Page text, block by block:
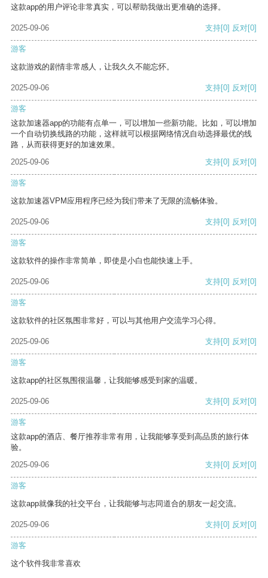
这款app的用户评论非常真实，可以帮助我做出更准确的选择。
2025-09-06 支持[0] 反对[0]
游客
这款游戏的剧情非常感人，让我久久不能忘怀。
2025-09-06 支持[0] 反对[0]
游客
这款加速器app的功能有点单一，可以增加一些新功能。比如，可以增加
一个自动切换线路的功能，这样就可以根据网络情况自动选择最优的线
路，从而获得更好的加速效果。
2025-09-06
支持[0] 反对[0]
游客
这款加速器VPM应用程序已经为我们带来了无限的流畅体验。
2025-09-06 支持[0] 反对[0]
游客
这款软件的操作非常简单，即使是小白也能快速上手。
2025-09-06 支持[0] 反对[0]
游客
这款软件的社区氛围非常好，可以与其他用户交流学习心得。
2025-09-06 支持[0] 反对[0]
游客
这款app的社区氛围很温馨，让我能够感受到家的温暖。
2025-09-06 支持[0] 反对[0]
游客
这款app的酒店、餐厅推荐非常有用，让我能够享受到高品质的旅行体
验。
2025-09-06
支持[0] 反对[0]
游客
这款app就像我的社交平台，让我能够与志同道合的朋友一起交流。
2025-09-06 支持[0] 反对[0]
游客
这个软件我非常喜欢